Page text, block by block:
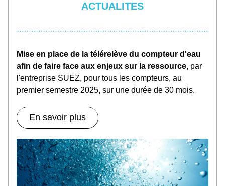
ACTUALITES
afin de faire face aux enjeux sur la ressource, par
l'entreprise SUEZ, pour tous les compteurs, au
premier semestre 2025, sur une durée de 30 mois.
En savoir plus